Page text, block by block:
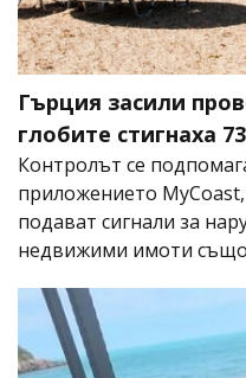
Гърция засили
глобите стигнаха
Контролът се
приложението
подават сигнали за
недвижими имоти